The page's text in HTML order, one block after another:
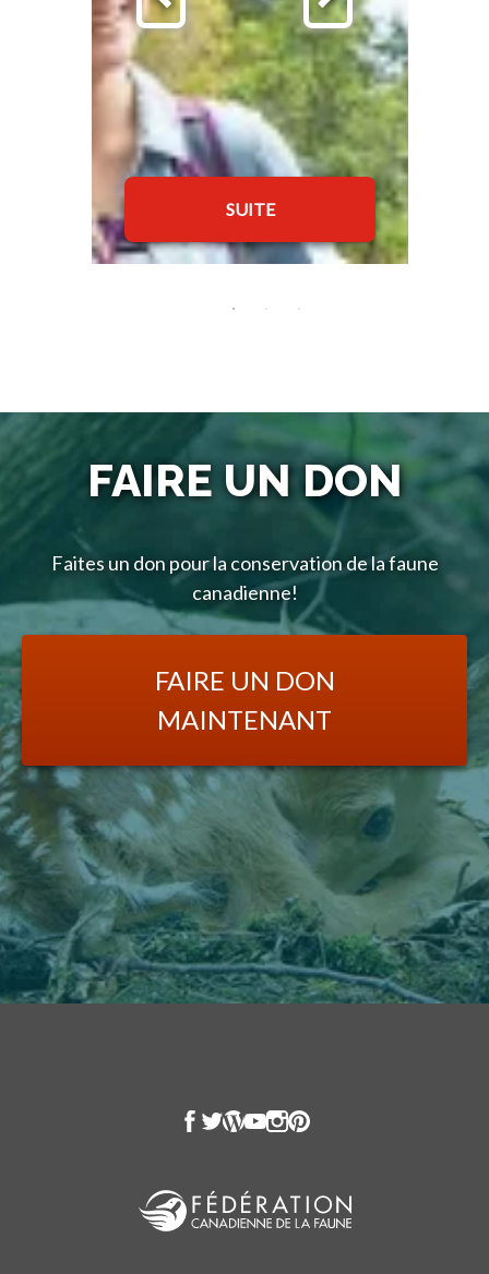
SUITE
FAIRE UN DON
Faites un don pour la conservation de la faune
canadienne!
FAIRE UN DON
MAINTENANT